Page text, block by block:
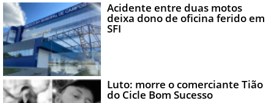
Acidente entre duas motos
deixa dono de oficina ferido em
SFI
Luto: morre o comerciante Tião
do Cicle Bom Sucesso